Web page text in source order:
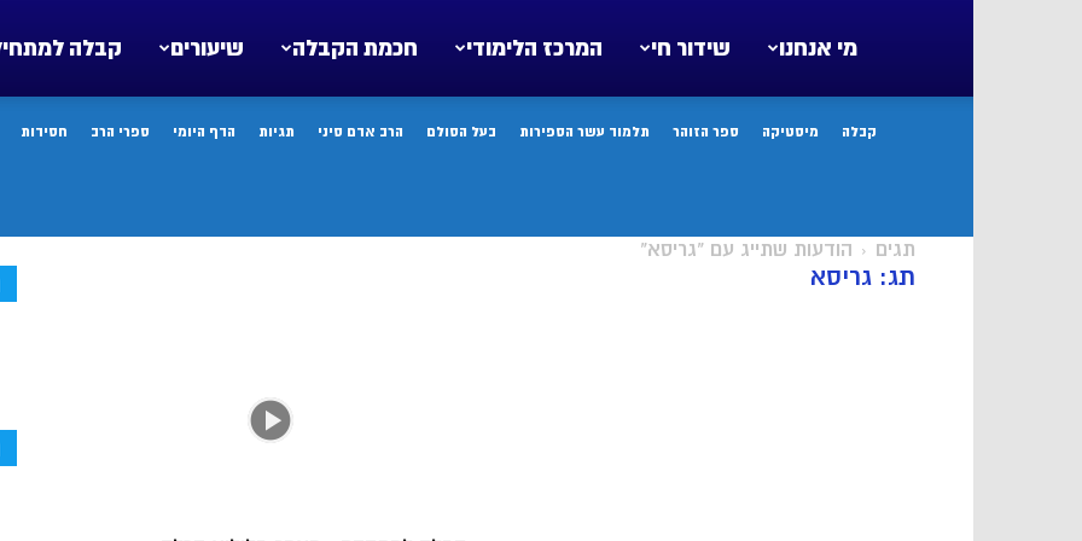
קבלה שיעורים חכמת הקבלה המרכז הלימודי שידור חי מי אנחנו
קבלה מיסטיקה ספר הזוהר תלמוד עשר הספירות בעל הסולם הרב אדם סיני תגיות הדף היומי ספרי הרב חסידות
תגים הודעות שתייג עם "גריסא"
תג: גריסא